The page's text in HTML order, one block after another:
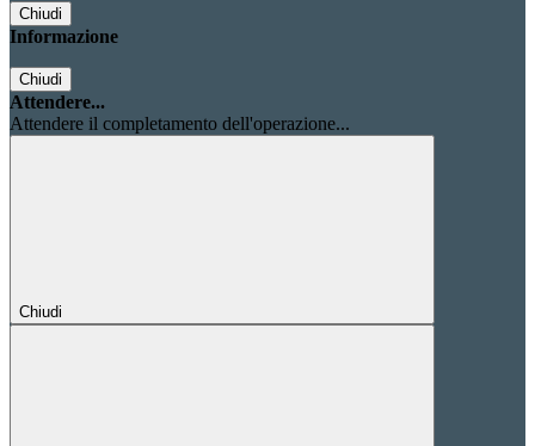
Chiudi
Informazione
Chiudi
Attendere...
Attendere il completamento dell'operazione...
Chiudi